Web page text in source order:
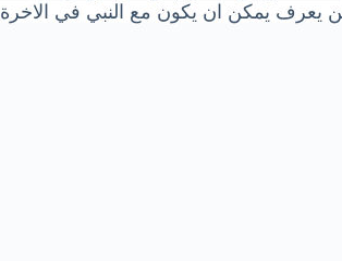
يعرف يمكن ان يكون مع النبي في الاخرة